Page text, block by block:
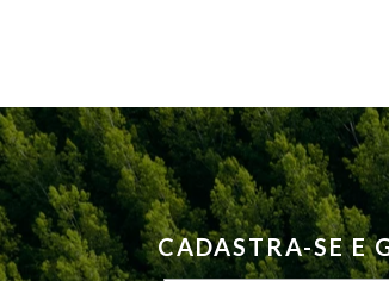
CADASTRA-SE E